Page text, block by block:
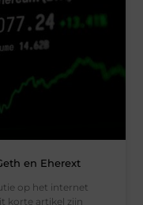
en Eherext
op het internet
korte artikel zijn